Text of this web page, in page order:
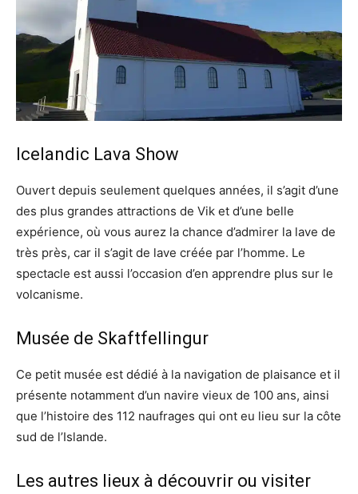
Icelandic Lava Show
Ouvert depuis seulement quelques années, il s’agit d’une
des plus grandes attractions de Vik et d’une belle
expérience, où vous aurez la chance d’admirer la lave de
très près, car il s’agit de lave créée par l’homme. Le
spectacle est aussi l’occasion d’en apprendre plus sur le
volcanisme.
Musée de Skaftfellingur
Ce petit musée est dédié à la navigation de plaisance et il
présente notamment d’un navire vieux de 100 ans, ainsi
que l’histoire des 112 naufrages qui ont eu lieu sur la côte
sud de l’Islande.
Les autres lieux à découvrir ou visiter